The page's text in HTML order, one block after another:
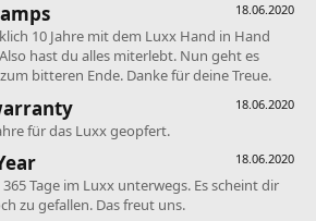
18.06.2020
10 Jahre mit dem Luxx Hand in Hand
hast du alles miterlebt. Nun geht es
bitteren Ende. Danke für deine Treue.
18.06.2020
für das Luxx geopfert.
18.06.2020
Tage im Luxx unterwegs. Es scheint dir
zu gefallen. Das freut uns.